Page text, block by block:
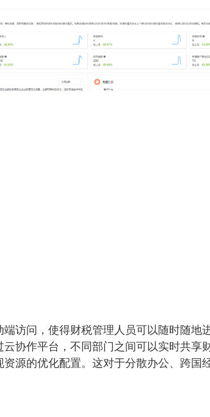
访问，使得财税管理人员可以随时随地
协作平台，不同部门之间可以实时共享
源的优化配置。这对于分散办公、跨国